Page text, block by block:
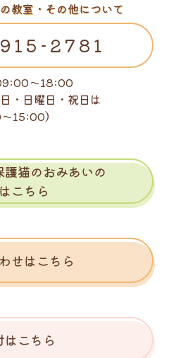
教室・その他について
2781
～18:00
・日曜日・祝日は
15:00）
護猫のおみあいの
こちら
せはこちら
はこちら